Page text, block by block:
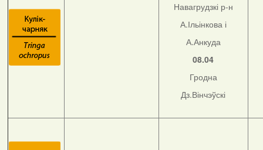
Навагрудзкі р-н
А.Ільінкова і
А.Анкуда
08.04
Гродна
Дз.Вінчэўскі